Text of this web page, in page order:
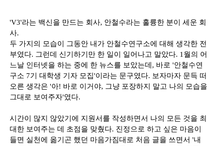
'V3'라는 백신을 만드는 회사, 안철수라는 훌륭한 분이 세운 회
사.
두 가지의 모습이 그동안 내가 안철수연구소에 대해 생각한 전
부였다. 그런데 신기하기만 한 일이 일어나고 말았다. 1 월의 어
느날 인터넷을 하는 중에 한 뉴스를 보았는데, 바로 '안철수연
구소 7기 대학생 기자 모집'이라는 문구였다. 보자마자 문득 떠
오른 생각은 '아! 바로 이거야, 그냥 포장하지 말고 나의 모습을
그대로 보여주자'였다.
시간이 많지 않았기에 지원서를 작성하면서 나의 모든 것을 최
대한 보여주는 데 초점을 맞췄다. 진정으로 하고 싶은 마음이
들면 실천에 옮기곤 했던 마음가짐대로 처음 글을 쓰면서 '내